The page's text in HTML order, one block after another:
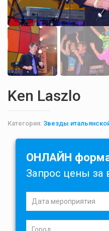
Ken Laszlo
Категория: Звезды
ОНЛАЙН форма
Запрос цены за